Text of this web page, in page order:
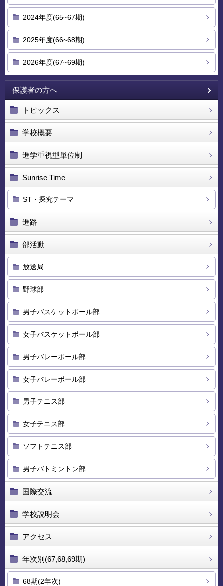
2024年度(65~67期)
2025年度(66~68期)
2026年度(67~69期)
保護者の方へ
トピックス
学校概要
進学重視型単位制
Sunrise Time
ST・探究テーマ
進路
部活動
放送局
野球部
男子バスケットボール部
女子バスケットボール部
男子バレーボール部
女子バレーボール部
男子テニス部
女子テニス部
ソフトテニス部
男子バトミントン部
国際交流
学校説明会
アクセス
年次別(67,68,69期)
68期(2年次)